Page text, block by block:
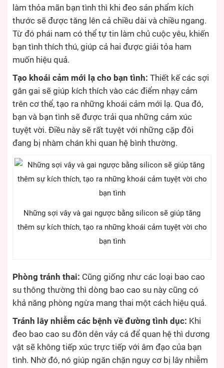
làm thỏa mãn bạn tình thì khi đeo sản phẩm kích
thước sẽ được tăng lên cả chiều dài và chiều ngang.
Từ đó phái nam có thể tự tin làm chủ cuộc yêu, khiến
bạn tình thích thú, giúp cả hai được giải tỏa ham
muốn hiệu quả.
Tạo khoái cảm mới lạ cho bạn tình: Thiết kế các sợi
gân gai sẽ giúp kích thích vào các điểm nhạy cảm
trên cơ thể, tạo ra những khoái cảm mới lạ. Qua đó,
bạn và bạn tình sẽ được trải qua những cảm xúc
tuyệt vời. Điều này sẽ rất tuyệt với những cặp đôi
đang bị nhàm chán khi quan hệ bình thường.
Những sợi vây và gai ngược bằng silicon sẽ giúp tăng
thêm sự kích thích, tạo ra những khoái cảm tuyệt vời cho
bạn tình
Phòng tránh thai: Cũng giống như các loại bao cao
su thông thường thì dòng bao cao su này cũng có
khả năng phòng ngừa mang thai một cách hiệu quả.
Tránh lây nhiễm các bệnh về đường tình dục: Khi
đeo bao cao su đôn dên vảy cá để quan hệ thì dương
vật sẽ không tiếp xúc trực tiếp với âm đạo của bạn
tình. Nhờ đó, nó giúp ngăn chặn nguy cơ bị lây nhiễm